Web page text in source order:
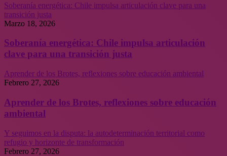
Soberanía energética: Chile impulsa articulación clave para una
transición justa
Marzo 18, 2026
Soberanía energética: Chile impulsa articulación
clave para una transición justa
Aprender de los Brotes, reflexiones sobre educación ambiental
Febrero 27, 2026
Aprender de los Brotes, reflexiones sobre educación
ambiental
Y seguimos en la disputa: la autodeterminación territorial como
refugio y horizonte de transformación
Febrero 27, 2026